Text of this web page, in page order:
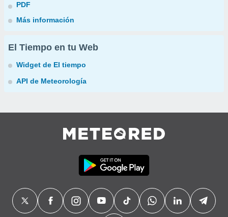
PDF
Más información
El Tiempo en tu Web
Widget de El tiempo
API de Meteorología